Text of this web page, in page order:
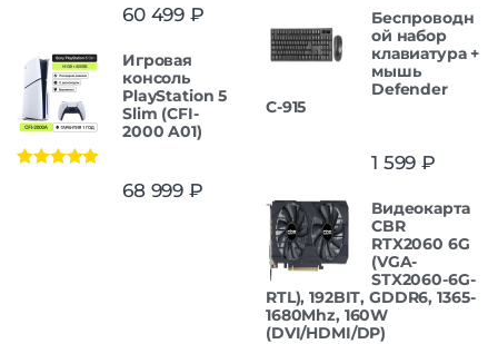
60 499 ₽
Игровая
консоль
PlayStation 5
Slim (CFI-
2000 A01)
68 999 ₽
Беспроводн
ой набор
клавиатура +
мышь
Defender
С-915
1 599 ₽
Видеокарта
CBR
RTX2060 6G
(VGA-
STX2060-6G-
RTL), 192BIT, GDDR6, 1365-
1680Mhz, 160W
(DVI/HDMI/DP)